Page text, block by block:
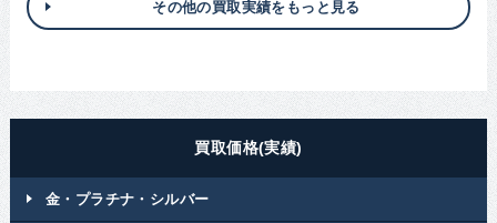
その他の買取実績をもっと見る
買取価格(実績)
金・プラチナ・シルバー